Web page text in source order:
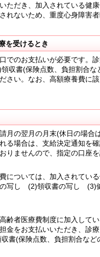
ただき、加入されている健
れないため、重度心身障害
を受けるとき
でのお支払いが必要です。
収書(保険点数、負担割合な
さい。なお、高額療養費に
月の翌月の月末(休日の場合
る場合は、支給決定通知を
りませんので、指定の口座
については、加入されてい
写し (2)領収書の写し (3)
齢者医療費制度に加入して
金をお支払いいただき、診
書(保険点数、負担割合など